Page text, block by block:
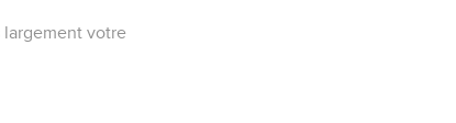
largement votre